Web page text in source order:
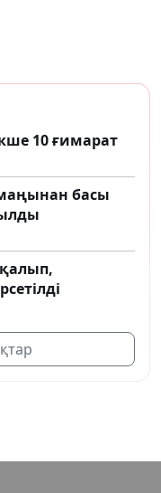
10 ғимарат
басы